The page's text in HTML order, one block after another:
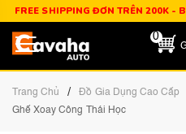
FREE SHIPPING ĐƠN TRÊN 200K -
0
Trang Chủ / Đồ Gia Dụng Cao Cấp
Ghế Xoay Công Thái Học